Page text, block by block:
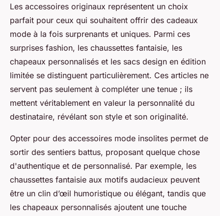
Les accessoires originaux représentent un choix
parfait pour ceux qui souhaitent offrir des cadeaux
mode à la fois surprenants et uniques. Parmi ces
surprises fashion, les chaussettes fantaisie, les
chapeaux personnalisés et les sacs design en édition
limitée se distinguent particulièrement. Ces articles ne
servent pas seulement à compléter une tenue ; ils
mettent véritablement en valeur la personnalité du
destinataire, révélant son style et son originalité.
Opter pour des accessoires mode insolites permet de
sortir des sentiers battus, proposant quelque chose
d'authentique et de personnalisé. Par exemple, les
chaussettes fantaisie aux motifs audacieux peuvent
être un clin d’œil humoristique ou élégant, tandis que
les chapeaux personnalisés ajoutent une touche